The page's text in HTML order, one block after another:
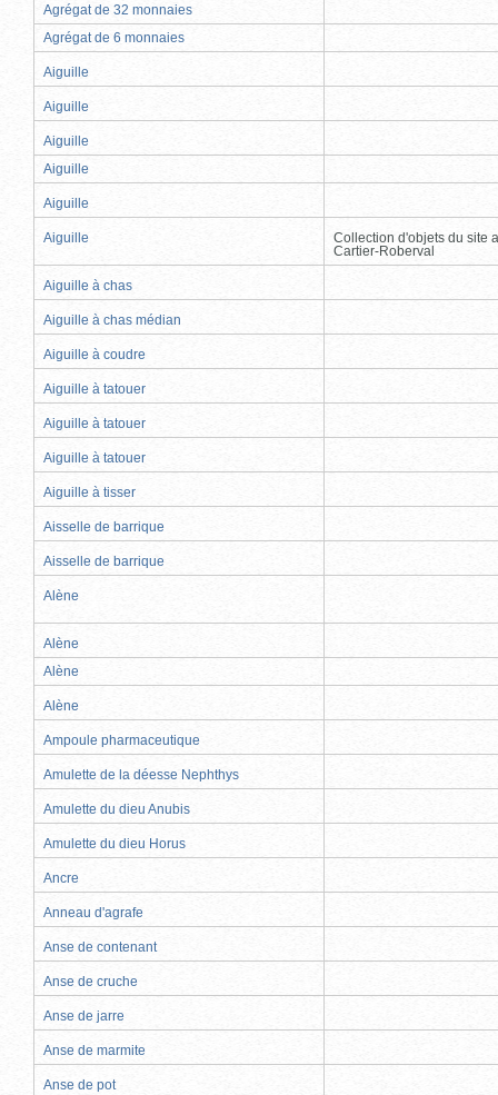
Agrégat de 32 monnaies
Agrégat de 6 monnaies
Aiguille
Aiguille
Aiguille
Aiguille
Aiguille
Aiguille
Collection d'objets du site
Cartier-Roberval
Aiguille à chas
Aiguille à chas médian
Aiguille à coudre
Aiguille à tatouer
Aiguille à tatouer
Aiguille à tatouer
Aiguille à tisser
Aisselle de barrique
Aisselle de barrique
Alène
Alène
Alène
Alène
Ampoule pharmaceutique
Amulette de la déesse Nephthys
Amulette du dieu Anubis
Amulette du dieu Horus
Ancre
Anneau d'agrafe
Anse de contenant
Anse de cruche
Anse de jarre
Anse de marmite
Anse de pot